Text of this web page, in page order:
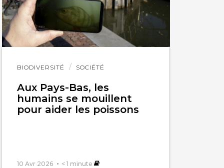
BIODIVERSITÉ SOCIÉTÉ
Aux Pays-Bas, les
humains se mouillent
pour aider les poissons
10 Avr 2026 < 1 minute
Lire